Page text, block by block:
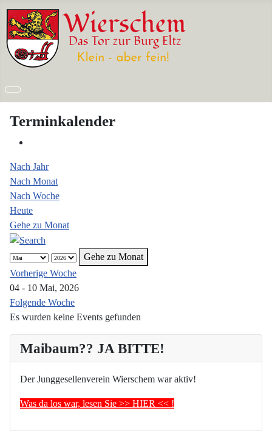
Maibaum?? JA BITTE!
Der Junggesellenverein Wierschem war aktiv!
Was da los war, lesen Sie >> HIER << !
Terminkalender
Nach Jahr
Nach Monat
Nach Woche
Heute
Gehe zu Monat
Gehe zu Monat
Vorherige Woche
04 - 10 Mai, 2026
Folgende Woche
Es wurden keine Events gefunden